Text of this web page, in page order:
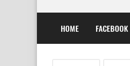
HOME FACEBOOK